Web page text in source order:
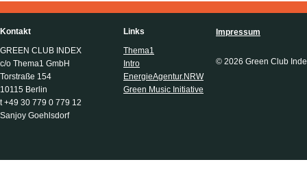
Kontakt
GREEN CLUB INDEX
c/o Thema1 GmbH
Torstraße 154
10115 Berlin
t +49 30 779 0 779 12
Sanjoy Goehlsdorf
Links
Thema1
Intro
EnergieAgentur.NRW
Green Music Initiative
Impressum
© 2026 Green Club